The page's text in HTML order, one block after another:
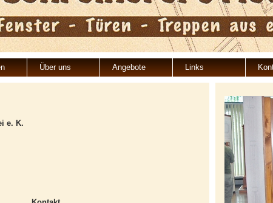
Über uns Angebote Links
e. K.